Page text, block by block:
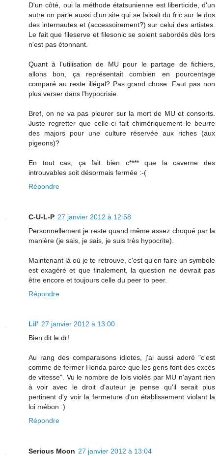
D'un côté, oui la méthode étatsunienne est liberticide, d'un
autre on parle aussi d'un site qui se faisait du fric sur le dos
des internautes et (accessoirement?) sur celui des artistes.
Le fait que fileserve et filesonic se soient sabordés dès lors
n'est pas étonnant.
Quant à l'utilisation de MU pour le partage de fichiers,
allons bon, ça représentait combien en pourcentage
comparé au reste illégal? Pas grand chose. Faut pas non
plus verser dans l'hypocrisie.
Bref, on ne va pas pleurer sur la mort de MU et consorts.
Juste regretter que celle-ci fait chimériquement le beurre
des majors pour une culture réservée aux riches (aux
pigeons)?
En tout cas, ça fait bien c**** que la caverne des
introuvables soit désormais fermée :-(
Répondre
C-U-L-P 27 janvier 2012 à 12:58
Personnellement je reste quand même assez choqué par la
manière (je sais, je sais, je suis très hypocrite).
Maintenant là où je te retrouve, c'est qu'en faire un symbole
est exagéré et que finalement, la question ne devrait pas
être encore et toujours celle du peer to peer.
Répondre
Lil' 27 janvier 2012 à 13:00
Bien dit le dr!
Au rang des comparaisons idiotes, j'ai aussi adoré "c'est
comme de fermer Honda parce que les gens font des excès
de vitesse". Vu le nombre de lois violés par MU n'ayant rien
à voir avec le droit d'auteur je pense qu'il serait plus
pertinent d'y voir la fermeture d'un établissement violant la
loi mébon :)
Répondre
Serious Moon 27 janvier 2012 à 13:04